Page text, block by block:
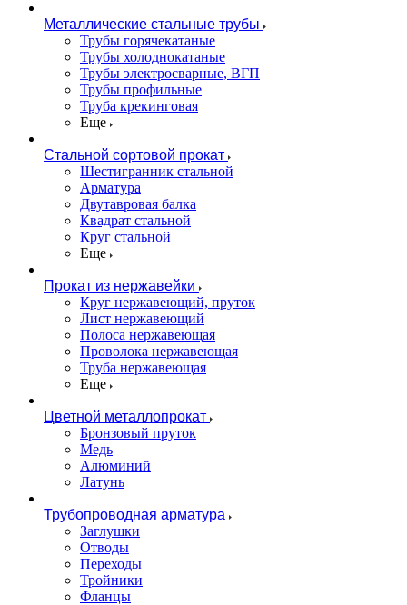
Металлические стальные трубы
Трубы горячекатаные
Трубы холоднокатаные
Трубы электросварные, ВГП
Трубы профильные
Труба крекинговая
Еще
Стальной сортовой прокат
Шестигранник стальной
Арматура
Двутавровая балка
Квадрат стальной
Круг стальной
Еще
Прокат из нержавейки
Круг нержавеющий, пруток
Лист нержавеющий
Полоса нержавеющая
Проволока нержавеющая
Труба нержавеющая
Еще
Цветной металлопрокат
Бронзовый пруток
Медь
Алюминий
Латунь
Трубопроводная арматура
Заглушки
Отводы
Переходы
Тройники
Фланцы